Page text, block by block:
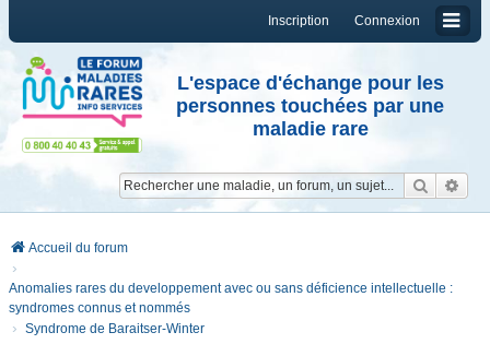
Connexion
Inscription
L'espace d'échange pour les
personnes touchées par une
maladie rare
Accueil du forum
Anomalies rares du developpement avec ou sans déficience intellectuelle :
syndromes connus et nommés
Syndrome de Baraitser-Winter